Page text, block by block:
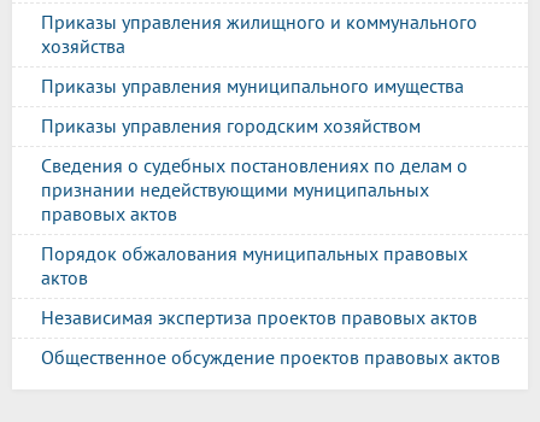
Приказы управления жилищного и коммунального
хозяйства
Приказы управления муниципального имущества
Приказы управления городским хозяйством
Сведения о судебных постановлениях по делам о
признании недействующими муниципальных
правовых актов
Порядок обжалования муниципальных правовых
актов
Независимая экспертиза проектов правовых актов
Общественное обсуждение проектов правовых актов